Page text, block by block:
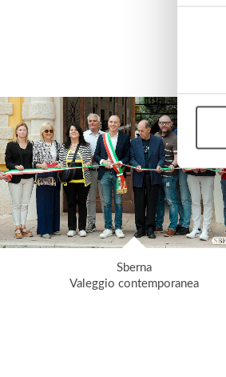
Sberna
Valeggio contemporanea